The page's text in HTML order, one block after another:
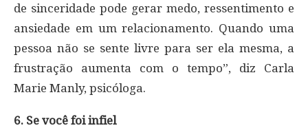
de sinceridade pode gerar medo, ressentimento e
ansiedade em um relacionamento. Quando uma
pessoa não se sente livre para ser ela mesma, a
frustração aumenta com o tempo”, diz Carla
Marie Manly, psicóloga.
6. Se você foi infiel